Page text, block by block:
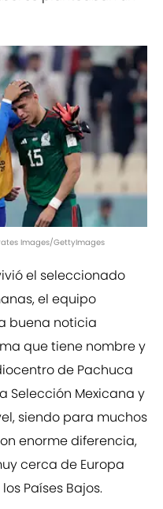
Images/GettyImages
el seleccionado
el equipo
buena noticia
que tiene nombre y
de Pachuca
Selección Mexicana y
siendo para muchos
enorme diferencia,
cerca de Europa
Países Bajos.